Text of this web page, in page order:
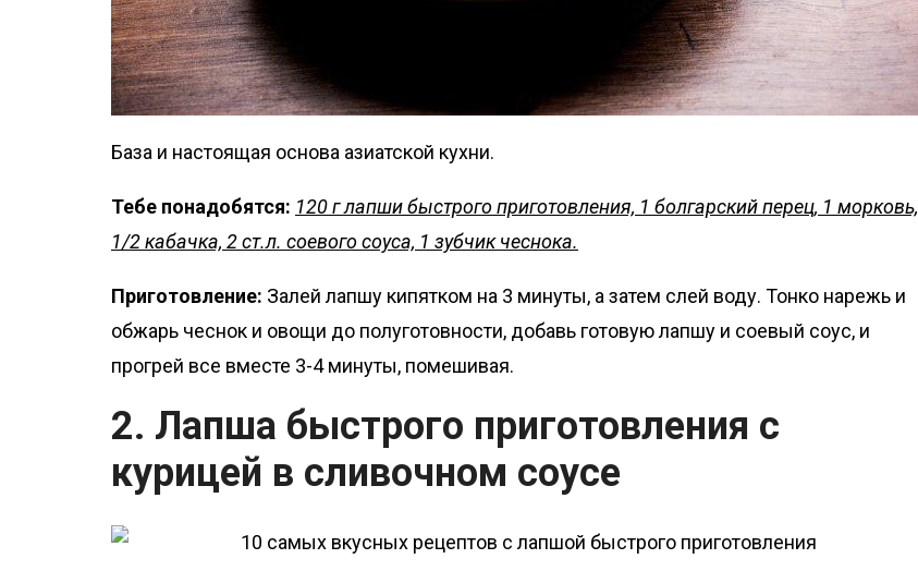
База и настоящая основа азиатской кухни.
Тебе понадобятся: 120 г лапши быстрого приготовления, 1 болгарский перец, 1 морковь,
1/2 кабачка, 2 ст.л. соевого соуса, 1 зубчик чеснока.
Приготовление: Залей лапшу кипятком на 3 минуты, а затем слей воду. Тонко нарежь и
обжарь чеснок и овощи до полуготовности, добавь готовую лапшу и соевый соус, и
прогрей все вместе 3-4 минуты, помешивая.
2. Лапша быстрого приготовления с
курицей в сливочном соусе